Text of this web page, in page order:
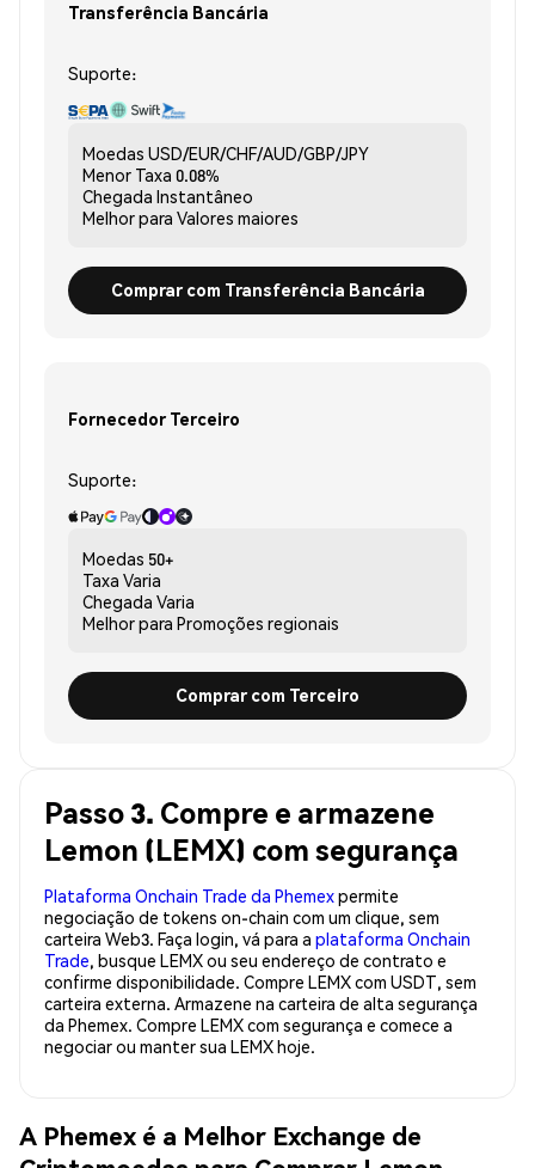
Transferência Bancária
Suporte:
Moedas USD/EUR/CHF/AUD/GBP/JPY
Menor Taxa 0.08%
Chegada Instantâneo
Melhor para Valores maiores
Comprar com Transferência Bancária
Fornecedor Terceiro
Suporte:
Moedas 50+
Taxa Varia
Chegada Varia
Melhor para Promoções regionais
Comprar com Terceiro
Passo 3. Compre e armazene
Lemon (LEMX) com segurança
Plataforma Onchain Trade da Phemexpermite
negociação de tokens on-chain com um clique, sem
carteira Web3. Faça login, vá para a plataforma Onchain
Trade, busque LEMX ou seu endereço de contrato e
confirme disponibilidade. Compre LEMX com USDT, sem
carteira externa. Armazene na carteira de alta segurança
da Phemex. Compre LEMX com segurança e comece a
negociar ou manter sua LEMX hoje.
A Phemex é a Melhor Exchange de